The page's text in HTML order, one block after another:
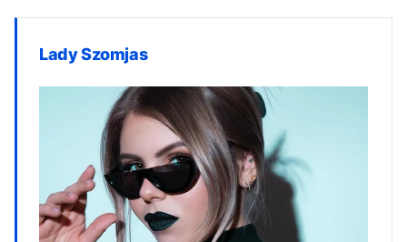
Lady Szomjas